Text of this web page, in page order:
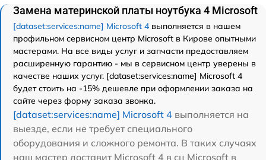
Замена материнской платы ноутбука 4 Microsoft
[dataset:services:name] Microsoft 4 выполняется в нашем
профильном сервисном центр Microsoft в Кирове опытными
мастерами. На все виды услуг и запчасти предоставляем
расширенную гарантию - мы в сервисном центр уверены в
качестве наших услуг. [dataset:services:name] Microsoft 4
будет стоить на -15% дешевле при оформлении заказа на
сайте через форму заказа звонка.
[dataset:services:name] Microsoft 4 выполняется на
выезде, если не требует специального
оборудования и сложного ремонта. В таких случаях
наш мастер доставит Microsoft 4 в сц Microsoft в